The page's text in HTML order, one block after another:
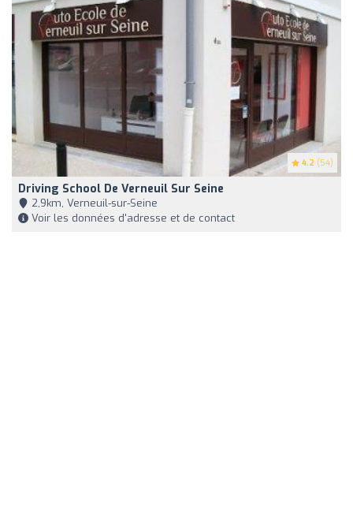
4.2 (54)
Driving School De Verneuil Sur Seine
2,9km, Verneuil-sur-Seine
Voir les données d'adresse et de contact